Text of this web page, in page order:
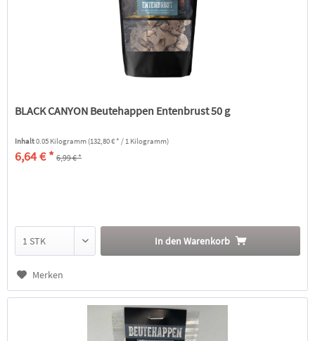
BLACK CANYON Beutehappen Entenbrust 50 g
Inhalt0.05 Kilogramm (132,80 € * / 1 Kilogramm)
6,64 € * 6,99 € *
In den Warenkorb
Merken